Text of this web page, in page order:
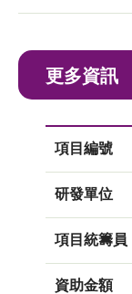
更多資訊
項目編號
研發單位
項目統籌員
資助金額